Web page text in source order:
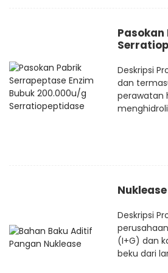
Pasokan
Deskripsi
dan
perawatan
Deskripsi
(I+G) dan
beku dari